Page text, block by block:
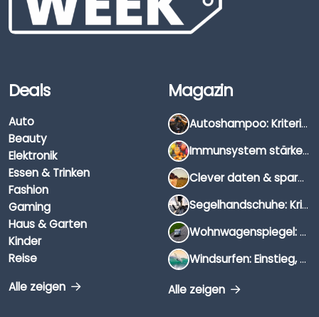
Deals
Auto
Beauty
Elektronik
Essen & Trinken
Fashion
Gaming
Haus & Garten
Kinder
Reise
Alle zeigen
Magazin
Autoshampoo: Kriterien, Unterschiede & Anwendung
Immunsystem stärken: Hausmittel, Vitamine & Wissenswertes
Clever daten & sparen: So findest du die besten Deals für Dates und Unternehmungen
Segelhandschuhe: Kriterien, Materialien & Tipps
Wohnwagenspiegel: Auswahl, Preise & Montage
Windsurfen: Einstieg, Ausrüstung & Tipps
Alle zeigen